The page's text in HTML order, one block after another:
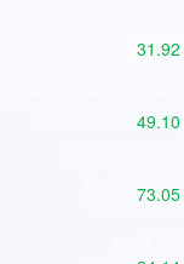
31.92
49.10
73.05